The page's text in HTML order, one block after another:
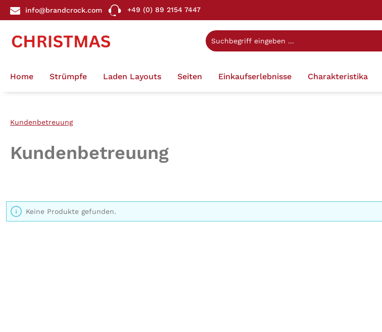
Zur Hauptnavigation springen
info@brandcrock.com +49 (0) 89 2154 7447
Home Strümpfe Laden Layouts Seiten Einkaufserlebnisse Charakteristika
Kundenbetreuung
Kundenbetreuung
Keine Produkte gefunden.